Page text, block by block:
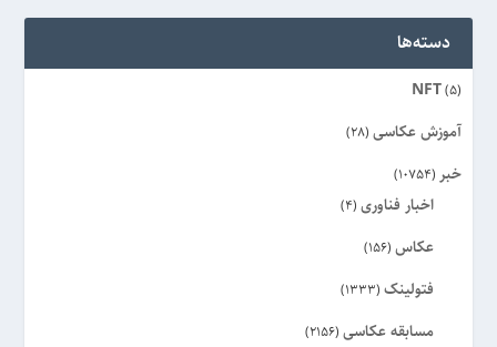
دسته‌ها
NFT(5)
آموزش عکاسی (28)
خبر (10754)
اخبار فناوری (4)
عکاس (156)
فتولینک (1333)
مسابقه عکاسی (2156)